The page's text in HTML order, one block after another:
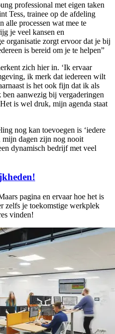
professional met eigen taken
Tess, trainee op de afdeling
alle processen wat mee te
je veel kansen en
organisatie zorgt ervoor dat je bij
is bereid om je te helpen”
zich hier in. ‘Ik ervaar
ik merk dat iedereen wilt
is het ook fijn dat ik als
aanwezig bij vergaderingen
is wel druk, mijn agenda staat
nog kan toevoegen is ‘iedere
mijn dagen zijn nog nooit
dynamisch bedrijf met veel
pagina en ervaar hoe het is
zelfs je toekomstige werkplek
vinden!